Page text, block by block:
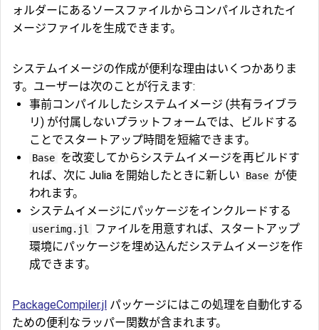
ォルダーにあるソースファイルからコンパイルされたイ
メージファイルを生成できます。
システムイメージの作成が便利な理由はいくつかありま
す。ユーザーは次のことが行えます:
事前コンパイルしたシステムイメージ (共有ライブラ
リ) が付属しないプラットフォームでは、ビルドする
ことでスタートアップ時間を短縮できます。
Base を改変してからシステムイメージを再ビルドす
れば、次に Julia を開始したときに新しい
Base が使
われます。
システムイメージにパッケージをインクルードする
userimg.jl
ファイルを用意すれば、スタートアップ
環境にパッケージを埋め込んだシステムイメージを作
成できます。
PackageCompiler.jl パッケージにはこの処理を自動化する
ための便利なラッパー関数が含まれます。